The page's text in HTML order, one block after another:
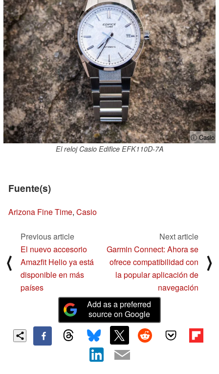
ⓘ Casio
El reloj Casio Edifice EFK110D-7A
Fuente(s)
Arizona Fine Time, Casio
⟨
Previous article
El nuevo accesorio
Amazfit Helio ya está
disponible en más
países
Next article
Garmin Connect: Ahora se
ofrece compatibilidad con
la popular aplicación de
navegación
⟩
Add as a preferred
source on Google